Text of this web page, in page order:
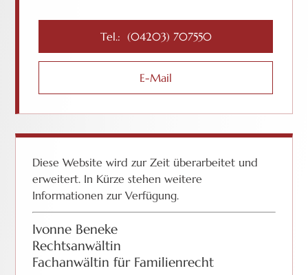
Tel.: (04203) 707550
E-Mail
Diese Website wird zur Zeit überarbeitet und
erweitert. In Kürze stehen weitere
Informationen zur Verfügung.
Ivonne Beneke
Rechtsanwältin
Fachanwältin für Familienrecht